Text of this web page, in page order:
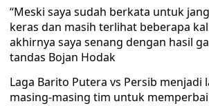
“Meski saya sudah berkata untuk
keras dan masih terlihat beberapa
akhirnya saya senang dengan hasil
tandas Bojan Hodak
Laga Barito Putera vs Persib menjadi
masing-masing tim untuk